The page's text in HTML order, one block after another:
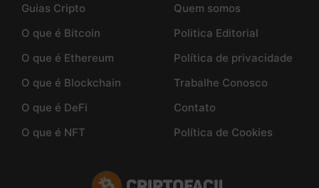
Guias Cripto
O que é Bitcoin
O que é Ethereum
O que é Blockchain
O que é DeFi
O que é NFT
Quem somos
Politica Editorial
Política de privacidade
Trabalhe Conosco
Contato
Política de Cookies